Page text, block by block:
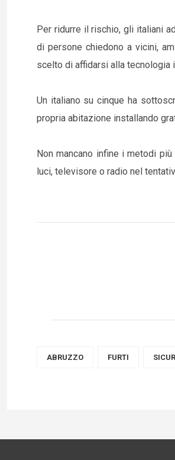
Per ridurre il rischio, gli italiani
di persone chiedono a vicini,
scelto di affidarsi alla
Un italiano su cinque ha
propria abitazione installando
Non mancano infine i metodi
luci, televisore o radio nel
ABRUZZO FURTI